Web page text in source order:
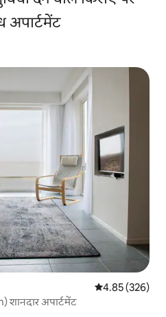
अपार्टमेंट
औसत रेटिंग 5 में से
4.85 (326)
अपार्टमेंट